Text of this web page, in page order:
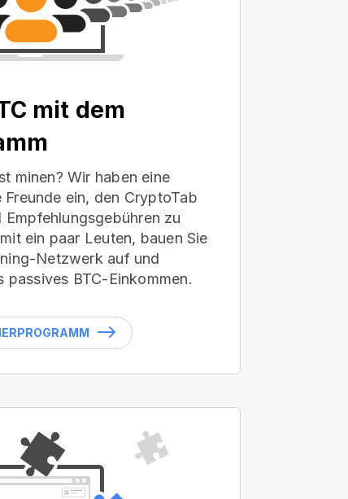
mit dem
minen? Wir haben eine
ein, den CryptoTab
zu
ein paar Leuten, bauen Sie
Netzwerk auf und
passives BTC-Einkommen.